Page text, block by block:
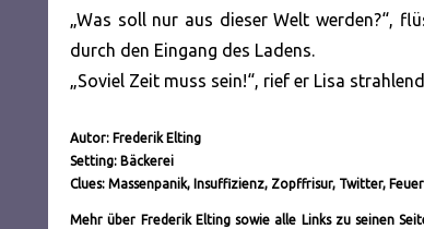
„Was soll nur aus dieser Welt werden?“,
durch den Eingang des Ladens.
„Soviel Zeit muss sein!“, rief er Lisa
Autor: Frederik Elting
Setting: Bäckerei
Clues: Massenpanik, Insuffizienz, Zopffrisur, Twitter,
Mehr über Frederik Elting sowie alle Links zu seinen